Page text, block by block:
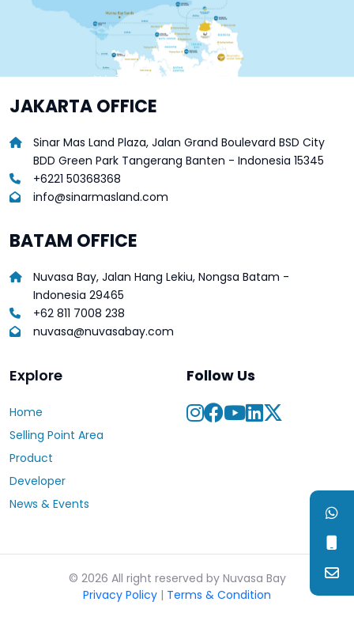
JAKARTA OFFICE
Sinar Mas Land Plaza, Jalan Grand Boulevard BSD City
BDD Green Park Tangerang Banten - Indonesia 15345
+6221 50368368
info@sinarmasland.com
BATAM OFFICE
Nuvasa Bay, Jalan Hang Lekiu, Nongsa Batam -
Indonesia 29465
+62 811 7008 238
nuvasa@nuvasabay.com
Explore
Home
Selling Point Area
Product
Developer
News & Events
Follow Us
© 2026 All right reserved by Nuvasa Bay
Privacy Policy | Terms & Condition